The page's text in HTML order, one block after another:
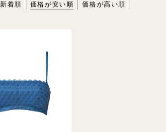
新着順 価格が安い順 価格が高い順